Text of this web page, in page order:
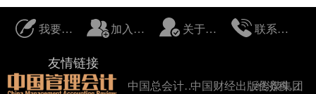
我要投稿 加入我们 关于我们 联系我们
友情链接
中国总会计师协会中国财经出版传媒集团
经济科学出版社